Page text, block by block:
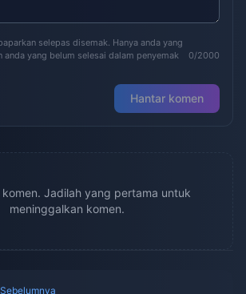
selepas disemak. Hanya anda yang
yang belum selesai dalam penyemak
0/2000
Hantar komen
komen. Jadilah yang pertama untuk
meninggalkan komen.
Sebelumnya